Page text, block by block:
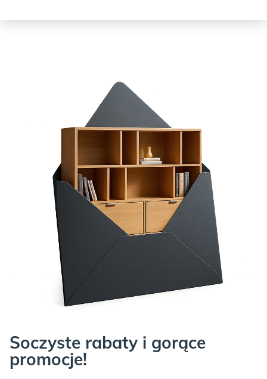
Soczyste rabaty i gorące
promocje!